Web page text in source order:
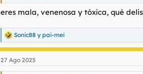
eres mala, venenosa y tóxica, qué
R
e
a
c
c
Sonic88 y pai-mei
27 Ago 2025